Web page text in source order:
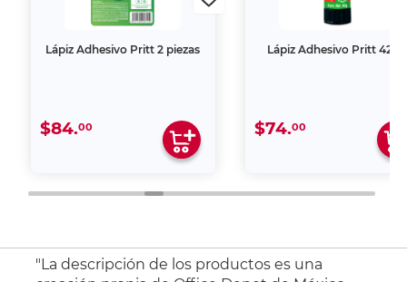
Adhesivo Pritt 2 piezas
00
Lápiz Adhesivo Pritt 42 gr
00
"La descripción de los productos es una